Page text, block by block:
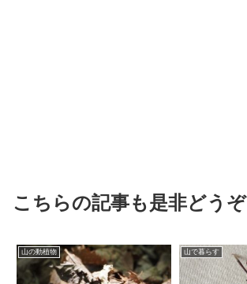
こちらの記事も是非どうぞ
山の動植物 山で暮らす